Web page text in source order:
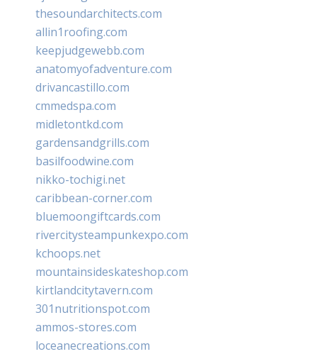
thesoundarchitects.com
allin1roofing.com
keepjudgewebb.com
anatomyofadventure.com
drivancastillo.com
cmmedspa.com
midletontkd.com
gardensandgrills.com
basilfoodwine.com
nikko-tochigi.net
caribbean-corner.com
bluemoongiftcards.com
rivercitysteampunkexpo.com
kchoops.net
mountainsideskateshop.com
kirtlandcitytavern.com
301nutritionspot.com
ammos-stores.com
loceanecreations.com